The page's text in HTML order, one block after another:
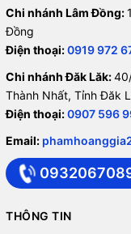
Chi nhánh Lâm Đồng:
Đồng
Điện thoại:0919 972
Chi nhánh Đăk Lăk:
Thành Nhất, Tỉnh Đăk
Điện thoại:0907 596
Email:
THÔNG TIN